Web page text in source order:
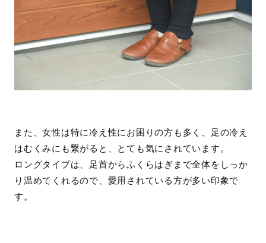
また、女性は特に冷え性にお困りの方も多く、足の冷え
はむくみにも繋がると、とても気にされています。
ロングタイプは、足首からふくらはぎまで全体をしっか
り温めてくれるので、愛用されている方が多い印象で
す。